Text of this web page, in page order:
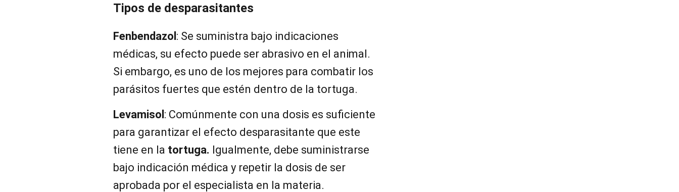
Tipos de desparasitantes
Fenbendazol : Se suministra bajo indicaciones
médicas, su efecto puede ser abrasivo en el animal.
Si embargo, es uno de los mejores para combatir los
parásitos fuertes que estén dentro de la tortuga.
Levamisol : Comúnmente con una dosis es suficiente
para garantizar el efecto desparasitante que este
tiene en la tortuga. Igualmente, debe suministrarse
bajo indicación médica y repetir la dosis de ser
aprobada por el especialista en la materia.